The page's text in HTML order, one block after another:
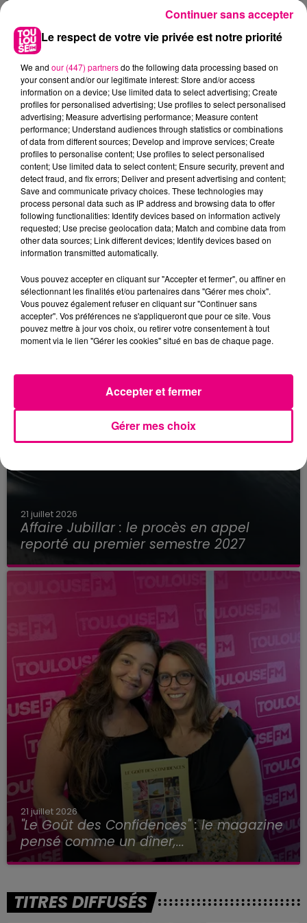
22 juillet 2026
Toulouse : circulation perturbée dans le
secteur François Verdier...
21 juillet 2026
Affaire Jubillar : le procès en appel
reporté au premier semestre 2027
21 juillet 2026
"Le Goût des Confidences" : le magazine
pensé comme un dîner,...
TITRES DIFFUSÉS
Le respect de votre vie privée est notre priorité
We and our (447) partnersdo the following data processing based on
your consent and/or our legitimate interest: Store and/or access
information on a device; Use limited data to select advertising; Create
profiles for personalised advertising; Use profiles to select personalised
advertising; Measure advertising performance; Measure content
performance; Understand audiences through statistics or combinations
of data from different sources; Develop and improve services; Create
profiles to personalise content; Use profiles to select personalised
content; Use limited data to select content; Ensure security, prevent and
detect fraud, and fix errors; Deliver and present advertising and content;
Save and communicate privacy choices. These technologies may
process personal data such as IP address and browsing data to offer
following functionalities: Identify devices based on information actively
requested; Use precise geolocation data; Match and combine data from
other data sources; Link different devices; Identify devices based on
information transmitted automatically.
Vous pouvez accepter en cliquant sur "Accepter et fermer", ou affiner en
sélectionnant les finalités et/ou partenaires dans "Gérer mes choix".
Vous pouvez également refuser en cliquant sur "Continuer sans
accepter". Vos préférences ne s'appliqueront que pour ce site. Vous
pouvez mettre à jour vos choix, ou retirer votre consentement à tout
moment via le lien "Gérer les cookies" situé en bas de chaque page.
Gérer mes choix
Accepter et fermer
Continuer sans accepter